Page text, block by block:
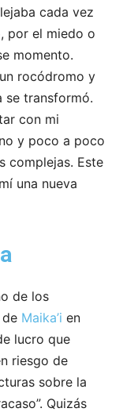
cada vez
por el miedo o
momento.
rocódromo y
se transformó.
con mi
y poco a poco
complejas. Este
una nueva
de los
Maika’i en
lucro que
riesgo de
sobre la
Quizás